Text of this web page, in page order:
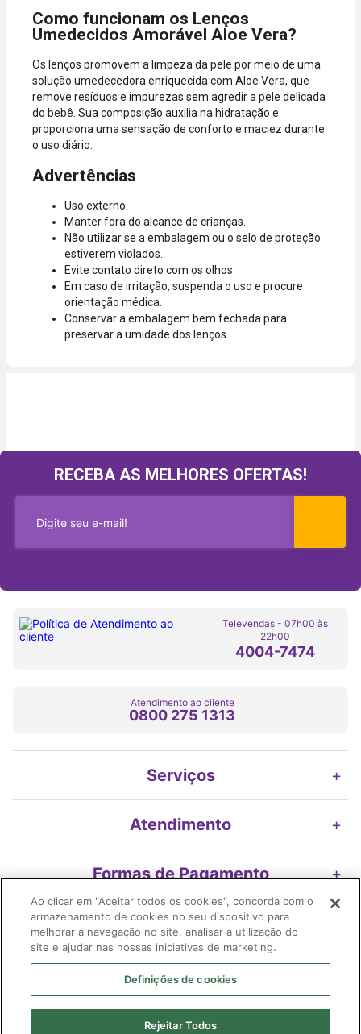
Como funcionam os Lenços
Umedecidos Amorável Aloe Vera?
Os lenços promovem a limpeza da pele por meio de uma
solução umedecedora enriquecida com Aloe Vera, que
remove resíduos e impurezas sem agredir a pele delicada
do bebê. Sua composição auxilia na hidratação e
proporciona uma sensação de conforto e maciez durante
o uso diário.
Advertências
Uso externo.
Manter fora do alcance de crianças.
Não utilizar se a embalagem ou o selo de proteção
estiverem violados.
Evite contato direto com os olhos.
Em caso de irritação, suspenda o uso e procure
orientação médica.
Conservar a embalagem bem fechada para
preservar a umidade dos lenços.
RECEBA AS MELHORES OFERTAS!
Televendas - 07h00 às
22h00
4004-7474
Atendimento ao cliente
0800 275 1313
Serviços +
Atendimento +
Formas de Pagamento +
Nossos Selos
Imifarma Produtos Farmacêuticos e Cosméticos S/A | Extrafarma |
Ao clicar em "Aceitar todos os cookies", concorda com o
armazenamento de cookies no seu dispositivo para
melhorar a navegação no site, analisar a utilização do
site e ajudar nas nossas iniciativas de marketing.
Definições de cookies
Rejeitar Todos